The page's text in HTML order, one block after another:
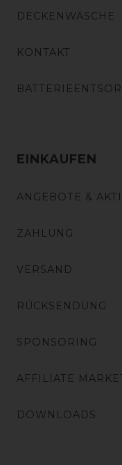
DECKENWÄSCHE
KONTAKT
EINKAUFEN
ANGEBOTE &
ZAHLUNG
VERSAND
RÜCKSENDUNG
SPONSORING
AFFILIATE
DOWNLOADS